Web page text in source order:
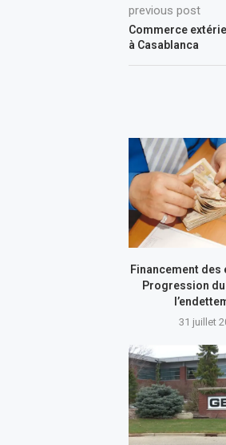
previous post
Commerce
à Casablanca
Financement des
Progression
31 juillet